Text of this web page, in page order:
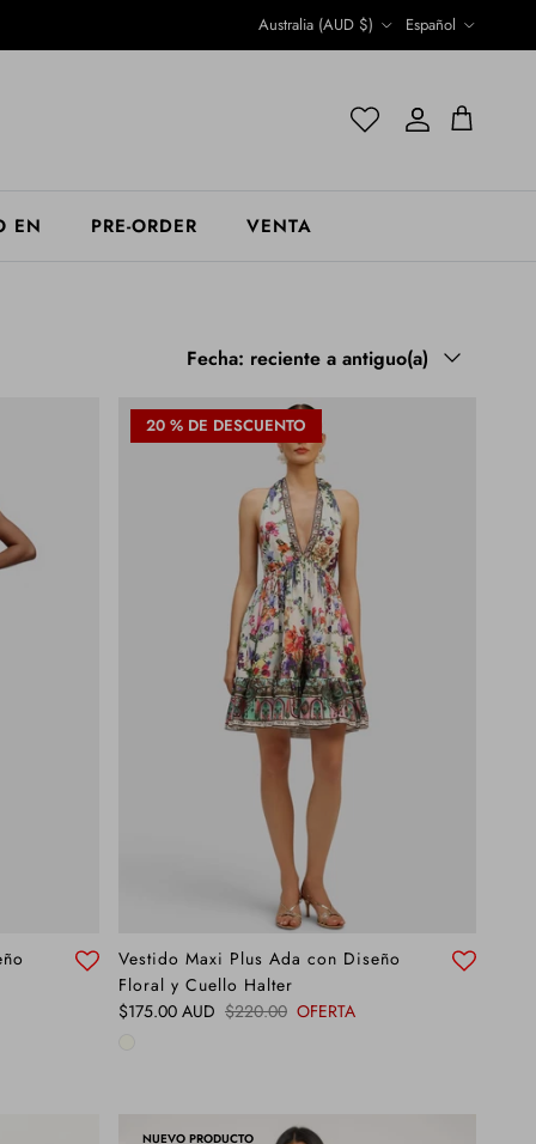
País/Región
Australia (AUD $) Español
CuentaCuenta Carrito
EN PRE-ORDER VENTA
Ordenar por
Fecha: reciente a antiguo(a)
20 % DE DESCUENTO
Vestido Maxi Plus Ada con Diseño
Floral y Cuello Halter
Precio de venta
$175.00 AUD Precio normal
$220.00 OFERTA
NUEVO PRODUCTO